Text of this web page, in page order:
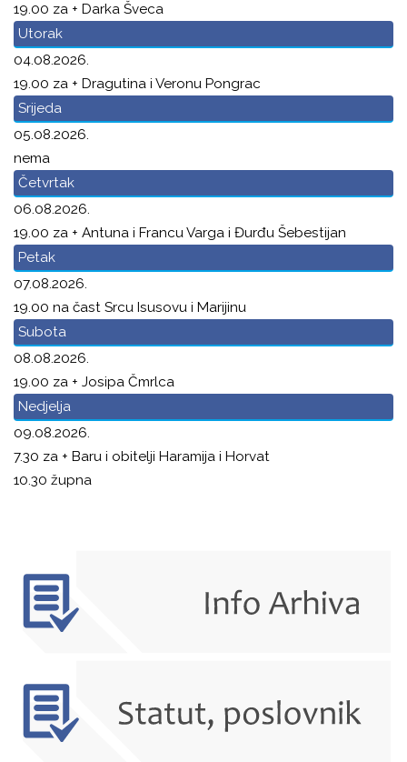
19.00 za + Darka Šveca
Utorak
04.08.2026.
19.00 za + Dragutina i Veronu Pongrac
Srijeda
05.08.2026.
nema
Četvrtak
06.08.2026.
19.00 za + Antuna i Francu Varga i Đurđu Šebestijan
Petak
07.08.2026.
19.00 na čast Srcu Isusovu i Marijinu
Subota
08.08.2026.
19.00 za + Josipa Čmrlca
Nedjelja
09.08.2026.
7.30 za + Baru i obitelji Haramija i Horvat
10.30 župna